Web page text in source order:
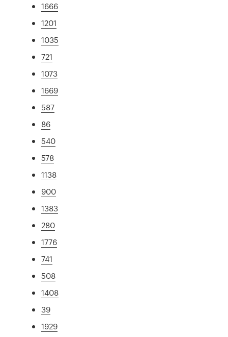
1666
1201
1035
721
1073
1669
587
86
540
578
1138
900
1383
280
1776
741
508
1408
39
1929